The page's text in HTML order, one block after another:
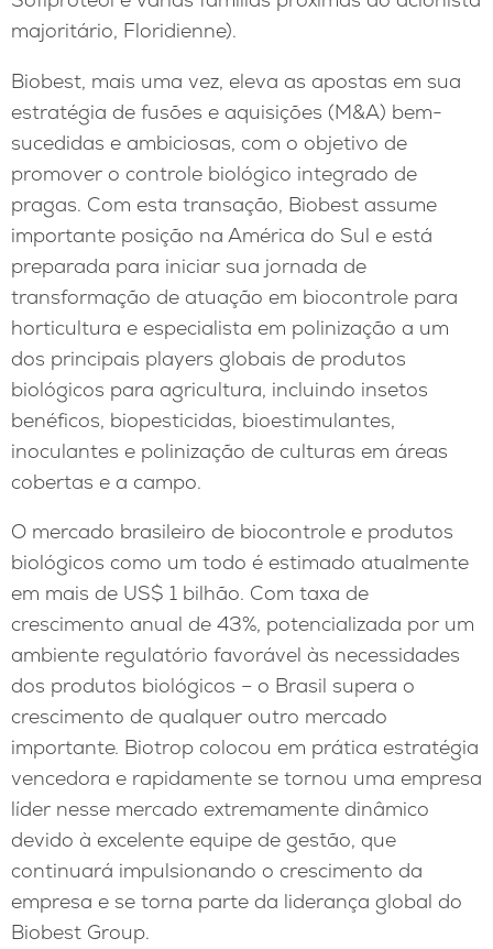
majoritário, Floridienne).
Biobest, mais uma vez, eleva as apostas em sua
estratégia de fusões e aquisições (M&A) bem-
sucedidas e ambiciosas, com o objetivo de
promover o controle biológico integrado de
pragas. Com esta transação, Biobest assume
importante posição na América do Sul e está
preparada para iniciar sua jornada de
transformação de atuação em biocontrole para
horticultura e especialista em polinização a um
dos principais players globais de produtos
biológicos para agricultura, incluindo insetos
benéficos, biopesticidas, bioestimulantes,
inoculantes e polinização de culturas em áreas
cobertas e a campo.
O mercado brasileiro de biocontrole e produtos
biológicos como um todo é estimado atualmente
em mais de US$ 1 bilhão. Com taxa de
crescimento anual de 43%, potencializada por um
ambiente regulatório favorável às necessidades
dos produtos biológicos – o Brasil supera o
crescimento de qualquer outro mercado
importante. Biotrop colocou em prática estratégia
vencedora e rapidamente se tornou uma empresa
líder nesse mercado extremamente dinâmico
devido à excelente equipe de gestão, que
continuará impulsionando o crescimento da
empresa e se torna parte da liderança global do
Biobest Group.